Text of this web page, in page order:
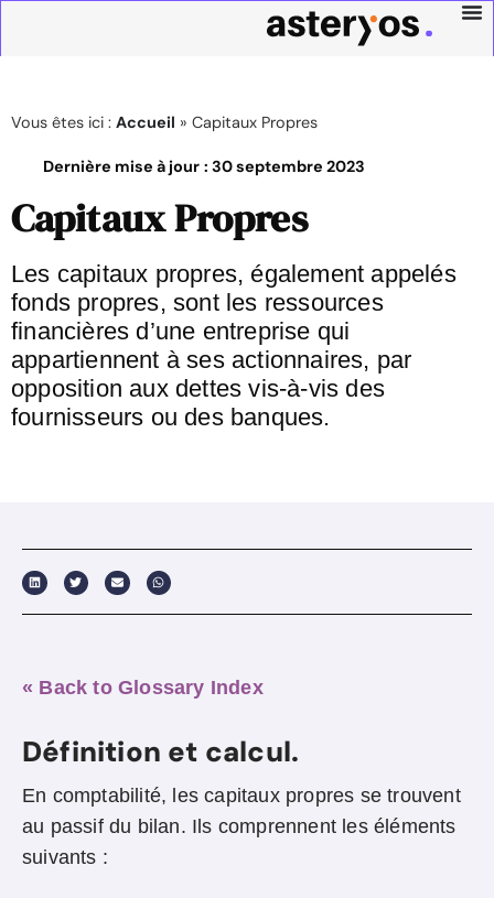
Vous êtes ici : Accueil » Capitaux Propres
Dernière mise à jour : 30 septembre 2023
Capitaux Propres
Les capitaux propres, également appelés
fonds propres, sont les ressources
financières d’une entreprise qui
appartiennent à ses actionnaires, par
opposition aux dettes vis-à-vis des
fournisseurs ou des banques.
« Back to Glossary Index
Définition et calcul.
En comptabilité, les capitaux propres se trouvent
au passif du bilan. Ils comprennent les éléments
suivants :